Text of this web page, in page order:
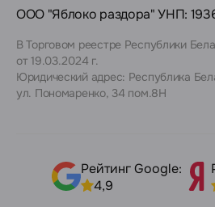
ООО "Яблоко раздора" УНП:
В Торговом реестре Республики
от 19.03.2024 г.
Юридический адрес: Республика
ул. Пономаренко, 34 пом.8Н
Рейтинг Google:
4,9